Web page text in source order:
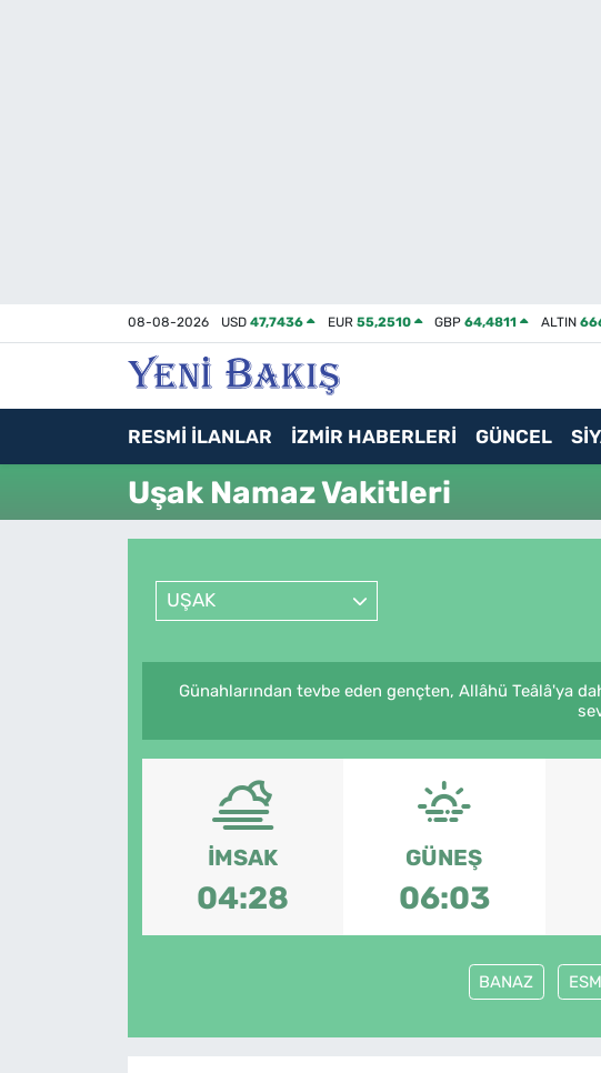
08-08-2026 USD47,7436 EUR 55,2510 GBP64,4811 ALTIN
RESMİ İLANLAR İZMİR HABERLERİ GÜNCEL
Uşak Namaz Vakitleri
UŞAK
Günahlarından tevbe eden gençten, Allâhü Teâlâ'ya
İMSAK
04:28
GÜNEŞ
06:03
BANAZ
Asayiş / Polis-Adliye
Magazin
Foto Galeri